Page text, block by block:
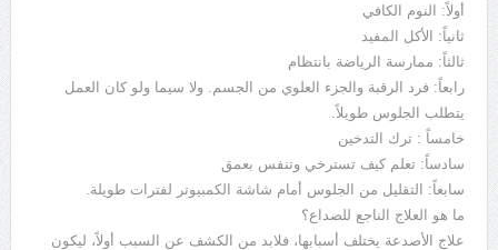
أولاً: النوم الكافي
ثانياً: الأكل المفيد
ثالثاً: ممارسة الرياضة بانتظام
رابعاً: فرد الرقبة والجزء العلوي من الجسم. ولا سيما ولو كان العمل
يتطلب الجلوس طويلاً.
خامساً : ترك التدخين
سادساً: تعلم كيف تسترخي وتنفس بعمق
سابعاً: التقليل من الجلوس أمام شاشة الكمبيوتر لفترات طويلة.
ما هو العلاج الناجع للصداع؟
علاج الأصدعة يختلف أسبابها، فلابد من الكشف عن السبب أولاً، ليكون